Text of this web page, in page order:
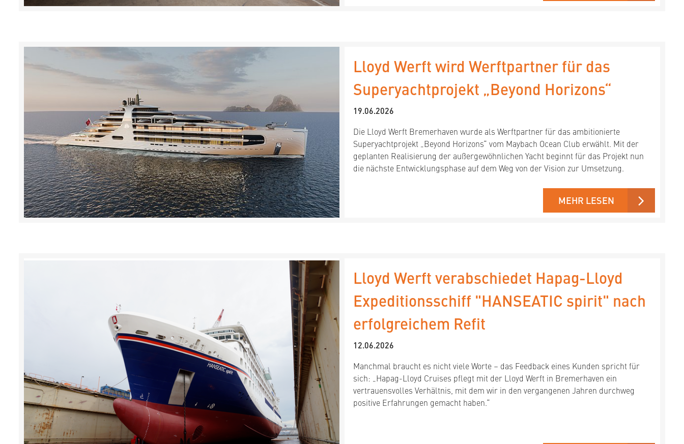
Lloyd Werft wird Werftpartner für das
Superyachtprojekt „Beyond Horizons“
19.06.2026
Die Lloyd Werft Bremerhaven wurde als Werftpartner für das ambitionierte
Superyachtprojekt „Beyond Horizons“ vom Maybach Ocean Club erwählt. Mit der
geplanten Realisierung der außergewöhnlichen Yacht beginnt für das Projekt nun
die nächste Entwicklungsphase auf dem Weg von der Vision zur Umsetzung.
MEHR LESEN
Lloyd Werft verabschiedet Hapag-Lloyd
Expeditionsschiff "HANSEATIC spirit" nach
erfolgreichem Refit
12.06.2026
Manchmal braucht es nicht viele Worte – das Feedback eines Kunden spricht für
sich: „Hapag-Lloyd Cruises pflegt mit der Lloyd Werft in Bremerhaven ein
vertrauensvolles Verhältnis, mit dem wir in den vergangenen Jahren durchweg
positive Erfahrungen gemacht haben.“